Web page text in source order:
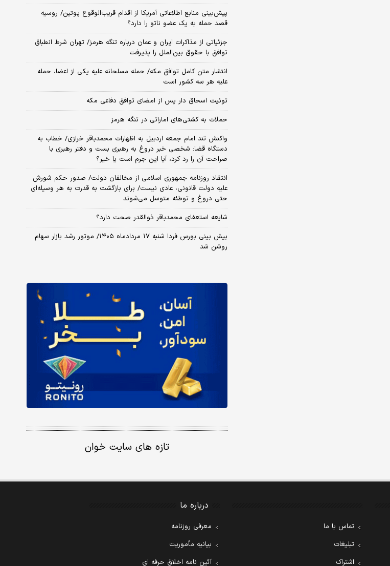
پیش‌بینی منابع اطلاعاتی آمریکا از اقدام قریب‌الوقوع پوتین/ روسیه
قصد حمله به یک عضو ناتو را دارد؟
جزئیاتی از مذاکرات ایران و عمان درباره تنگه هرمز/ تهران شرط انطباق
توافق با حقوق بین‌الملل را پذیرفت
انتشار متن کامل توافق مکه/ حمله مسلحانه علیه یکی از اعضا، حمله
علیه هر سه کشور است
توئیت اسحاق دار پس از امضای توافق دفاعی مکه
حملات به کشتی‌های اماراتی در تنگه هرمز
واکنش تند امام جمعه اردبیل به اظهارات محمدباقر خرازی/ خطاب به
دستگاه قضا: شخصی خبر دروغ به رهبری بست و دفتر رهبری با
صراحت آن را رد کرد، آیا این جرم است یا خیر؟
انتقاد روزنامه جمهوری اسلامی از مخالفان دولت/ صدور حکم شورش
علیه دولت قانونی، عادی نیست/ برای بازگشت به قدرت به هر وسیله‌ای
حتی دروغ و توطئه متوسل می‌شوند
شایعه استعفای محمدباقر ذوالقدر صحت دارد؟
پیش بینی بورس فردا شنبه ۱۷ مردادماه ۱۴۰۵/ موتور رشد بازار سهام
روشن شد
تازه های سایت خوان
تماس با ما
تبلیغات
اشتراک
درباره ما
معرفی روزنامه
بیانیه مأموریت
آئین نامه اخلاق حرفه ای